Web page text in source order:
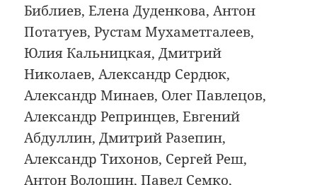
Библиев, Елена Дуденкова, Антон
Потатуев, Рустам Мухаметгалеев,
Юлия Кальницкая, Дмитрий
Николаев, Александр Сердюк,
Александр Минаев, Олег Павлецов,
Александр Репринцев, Евгений
Абдуллин, Дмитрий Разепин,
Александр Тихонов, Сергей Реш,
Антон Волошин, Павел Семко,